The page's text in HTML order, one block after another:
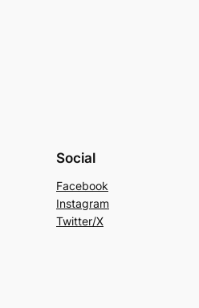
Social
Facebook
Instagram
Twitter/X